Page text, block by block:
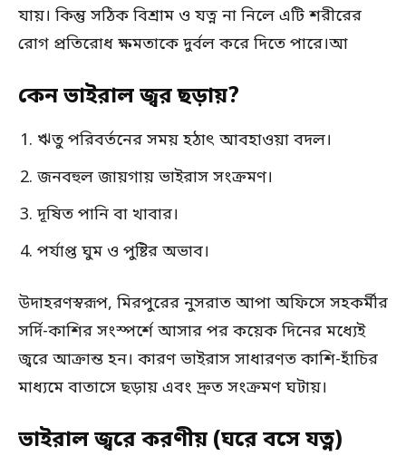
যায়। কিন্তু সঠিক বিশ্রাম ও যত্ন না নিলে এটি শরীরের
রোগ প্রতিরোধ ক্ষমতাকে দুর্বল করে দিতে পারে।আ
কেন ভাইরাল জ্বর ছড়ায়?
ঋতু পরিবর্তনের সময় হঠাৎ আবহাওয়া বদল।
জনবহুল জায়গায় ভাইরাস সংক্রমণ।
দূষিত পানি বা খাবার।
পর্যাপ্ত ঘুম ও পুষ্টির অভাব।
উদাহরণস্বরূপ, মিরপুরের নুসরাত আপা অফিসে সহকর্মীর
সর্দি-কাশির সংস্পর্শে আসার পর কয়েক দিনের মধ্যেই
জ্বরে আক্রান্ত হন। কারণ ভাইরাস সাধারণত কাশি-হাঁচির
মাধ্যমে বাতাসে ছড়ায় এবং দ্রুত সংক্রমণ ঘটায়।
ভাইরাল জ্বরে করণীয় (ঘরে বসে যত্ন)